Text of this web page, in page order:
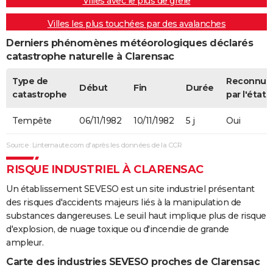
21/08/1981 1 000 0 0
21/08/1981 0 0
20/08/1981 60 000 0
19/08/1981 1 000 0
19/08/1981 3 000 0
19/08/1981 1 000 0 0
17/08/1981 26 000 0 0
17/08/1981 3 000 0 0
11/08/1981 300 000 0 0
10/08/1981
Villes les plus touchées par des avalanches
Derniers phénomènes météorologiques déclarés
catastrophe naturelle à Clarensac
Type de
catastrophe
Début Fin Durée
Reconnue
par l'état
Tempête 06/11/1982 10/11/1982 5 j Oui
Source : Linternaute.com d'après les données de la CCR
RISQUE INDUSTRIEL À CLARENSAC
Un établissement SEVESO est un site industriel présentant
des risques d'accidents majeurs liés à la manipulation de
substances dangereuses. Le seuil haut implique plus de risque
d'explosion, de nuage toxique ou d'incendie de grande
ampleur.
Carte des industries SEVESO proches de Clarensac